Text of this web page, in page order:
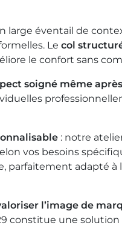
large éventail de
Le col
le confort sans
soigné même
: notre
vos besoins
adapté
l’image de
constitue une solution